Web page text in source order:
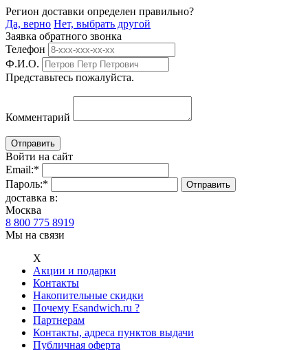
Регион доставки определен правильно?
Да, верно Нет, выбрать другой
Заявка обратного звонка
Телефон
Ф.И.О.
Представьтесь пожалуйста.
Комментарий
Войти на сайт
Email:*
Пароль:*
доставка в:
Москва
8 800 775 8919
Мы на связи
Х
Акции и подарки
Контакты
Накопительные скидки
Почему Esandwich.ru ?
Партнерам
Контакты, адреса пунктов выдачи
Публичная оферта